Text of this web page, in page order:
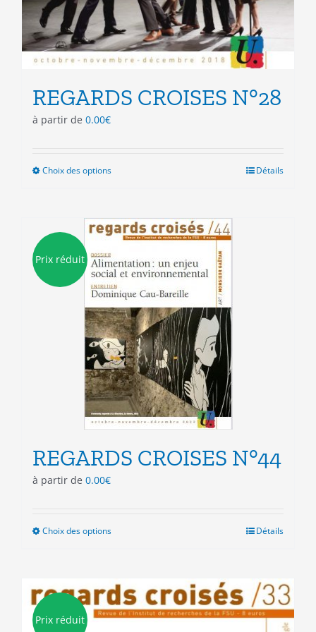
REGARDS CROISES N°28
à partir de 0.00€
Choix des optionsCe
plusieurs
variations.
options
peuvent
être
choisies
sur
la
page
du
produit
Détails
Prix réduit
REGARDS CROISES N°44
à partir de 0.00€
Choix des optionsCe
variations.
Les
Détails
Prix réduit